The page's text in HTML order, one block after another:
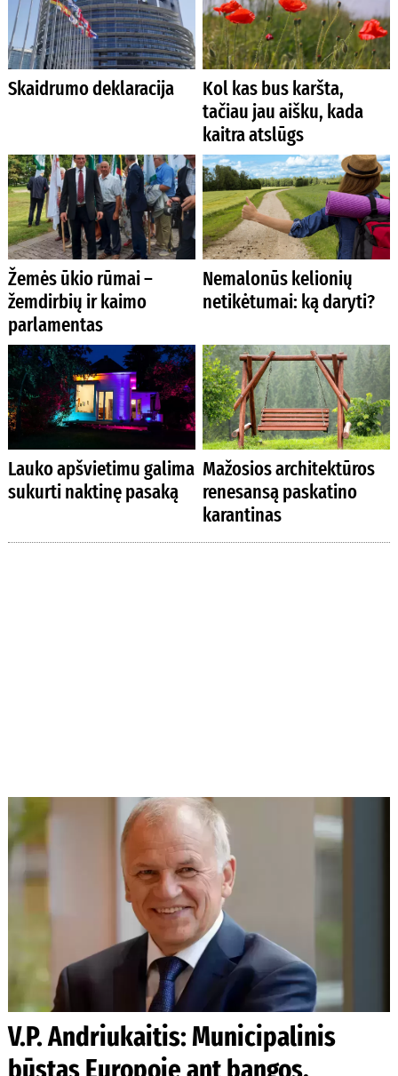
Skaidrumo deklaracija
Kol kas bus karšta,
tačiau jau aišku, kada
kaitra atslūgs
Žemės ūkio rūmai –
žemdirbių ir kaimo
parlamentas
Nemalonūs kelionių
netikėtumai: ką daryti?
Lauko apšvietimu galima
sukurti naktinę pasaką
Mažosios architektūros
renesansą paskatino
karantinas
V.P. Andriukaitis: Municipalinis
būstas Europoje ant bangos,